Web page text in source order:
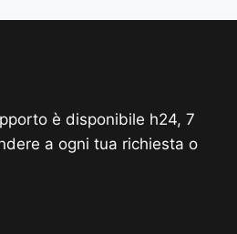
è disponibile h24, 7
a ogni tua richiesta o